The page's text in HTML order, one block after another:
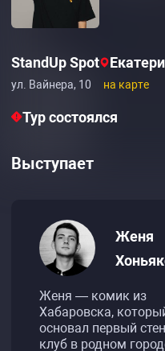
StandUp Spot
ул. Вайнера, 10 на карте
Тур состоялся
Выступает
Женя
Женя — комик из
Хабаровска,
основал первый
клуб в родном